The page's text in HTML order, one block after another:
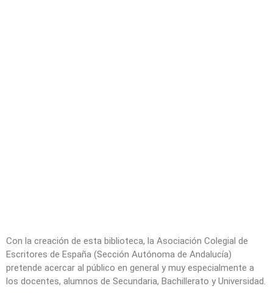
Con la creación de esta biblioteca, la Asociación Colegial de
Escritores de España (Sección Autónoma de Andalucía)
pretende acercar al público en general y muy especialmente a
los docentes, alumnos de Secundaria, Bachillerato y Universidad.